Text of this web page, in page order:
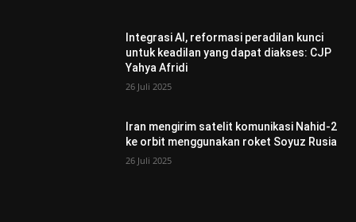
Integrasi AI, reformasi peradilan kunci
untuk keadilan yang dapat diakses: CJP
Yahya Afridi
26 Juli 2025
Iran mengirim satelit komunikasi Nahid-2
ke orbit menggunakan roket Soyuz Rusia
26 Juli 2025